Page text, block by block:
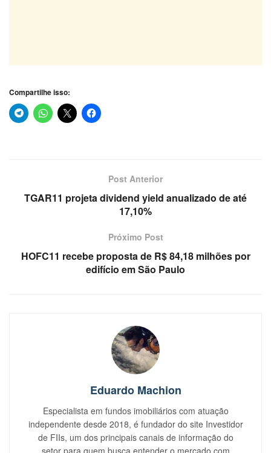
Compartilhe isso:
Post Anterior
TGAR11 projeta dividend yield anualizado de até
17,10%
Próximo Post
HOFC11 recebe proposta de R$ 84,18 milhões por
edifício em São Paulo
Eduardo Machion
Especialista em fundos imobiliários com atuação
independente desde 2018, é fundador do site Investidor
de FIIs, um dos principais canais de informação do